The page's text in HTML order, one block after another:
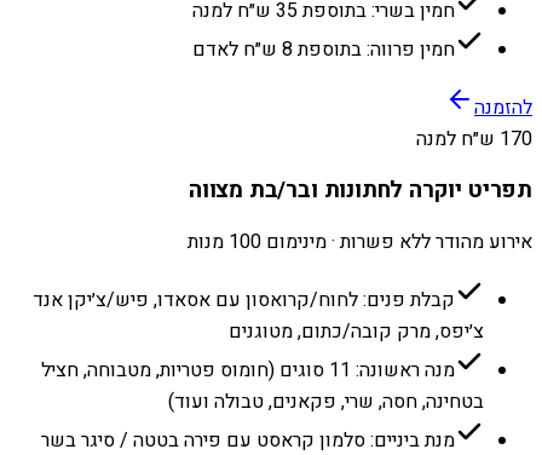
חמין בשרי: בתוספת 35 ש״ח למנה
חמין פרווה: בתוספת 8 ש״ח לאדם
להזמנה
170 ש״ח למנה
תפריט יוקרה לחתונות ובר/בת מצווה
אירוע מהודר ללא פשרות · מינימום 100 מנות
קבלת פנים: לחוח/קרואסון עם אסאדו, פיש/צ׳יקן אנד
צ׳יפס, מרק קובה/כתום, מטוגנים
מנה ראשונה: 11 סוגים (חומוס פטריות, מטבוחה, חציל
בטחינה, חסה, שרי, פקאנים, טבולה ועוד)
מנת ביניים: סלמון קראסט עם פירה בטטה / סיגר בשר